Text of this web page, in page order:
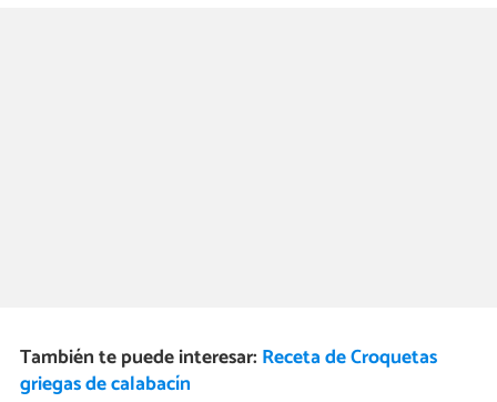
También te puede interesar: Receta de Croquetas
griegas de calabacín